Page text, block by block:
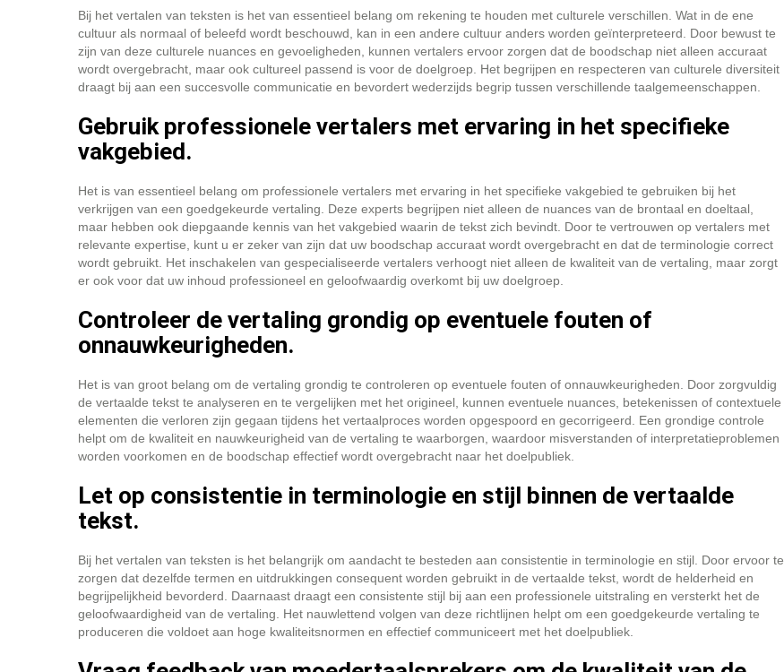
Bij het vertalen van teksten is het van essentieel belang om rekening te houden met culturele verschillen. Wat in de ene
cultuur als normaal of beleefd wordt beschouwd, kan in een andere cultuur anders worden geïnterpreteerd. Door bewust te
zijn van deze culturele nuances en gevoeligheden, kunnen vertalers ervoor zorgen dat de boodschap niet alleen accuraat
wordt overgebracht, maar ook cultureel passend is voor de doelgroep. Het begrijpen en respecteren van culturele diversiteit
draagt bij aan een succesvolle communicatie en bevordert wederzijds begrip tussen verschillende taalgemeenschappen.
Gebruik professionele vertalers met ervaring in het specifieke
vakgebied.
Het is van essentieel belang om professionele vertalers met ervaring in het specifieke vakgebied te gebruiken bij het
verkrijgen van een goedgekeurde vertaling. Deze experts begrijpen niet alleen de nuances van de brontaal en doeltaal,
maar hebben ook diepgaande kennis van het vakgebied waarin de tekst zich bevindt. Door te vertrouwen op vertalers met
relevante expertise, kunt u er zeker van zijn dat uw boodschap accuraat wordt overgebracht en dat de terminologie correct
wordt gebruikt. Het inschakelen van gespecialiseerde vertalers verhoogt niet alleen de kwaliteit van de vertaling, maar zorgt
er ook voor dat uw inhoud professioneel en geloofwaardig overkomt bij uw doelgroep.
Controleer de vertaling grondig op eventuele fouten of
onnauwkeurigheden.
Het is van groot belang om de vertaling grondig te controleren op eventuele fouten of onnauwkeurigheden. Door zorgvuldig
de vertaalde tekst te analyseren en te vergelijken met het origineel, kunnen eventuele nuances, betekenissen of contextuele
elementen die verloren zijn gegaan tijdens het vertaalproces worden opgespoord en gecorrigeerd. Een grondige controle
helpt om de kwaliteit en nauwkeurigheid van de vertaling te waarborgen, waardoor misverstanden of interpretatieproblemen
worden voorkomen en de boodschap effectief wordt overgebracht naar het doelpubliek.
Let op consistentie in terminologie en stijl binnen de vertaalde
tekst.
Bij het vertalen van teksten is het belangrijk om aandacht te besteden aan consistentie in terminologie en stijl. Door ervoor te
zorgen dat dezelfde termen en uitdrukkingen consequent worden gebruikt in de vertaalde tekst, wordt de helderheid en
begrijpelijkheid bevorderd. Daarnaast draagt een consistente stijl bij aan een professionele uitstraling en versterkt het de
geloofwaardigheid van de vertaling. Het nauwlettend volgen van deze richtlijnen helpt om een goedgekeurde vertaling te
produceren die voldoet aan hoge kwaliteitsnormen en effectief communiceert met het doelpubliek.